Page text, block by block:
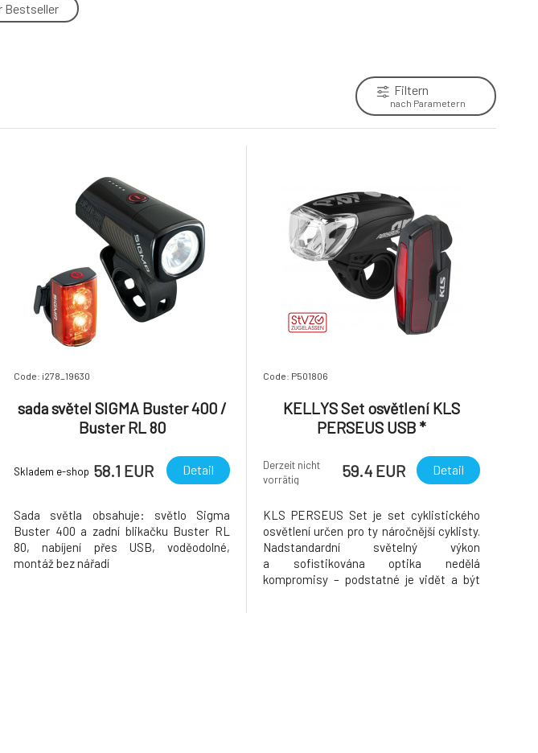
SIGMA Buster 400 / Buster
Bestseller
Filtern
nach Parametern
Code: i278_19630
sada světel SIGMA Buster 400 /
Buster RL 80
Skladem e-shop 58.1 EUR Detail
Sada světla obsahuje: světlo Sigma
Buster 400 a zadní blikačku Buster RL
80, nabíjení přes USB, voděodolné,
montáž bez nářadí
Code: P501806
KELLYS Set osvětlení KLS
PERSEUS USB *
Derzeit nicht
vorrätig
59.4 EUR Detail
KLS PERSEUS Set je set cyklistického
osvětlení určen pro ty náročnější cyklisty.
Nadstandardní světelný výkon
a sofistikována optika nedělá
kompromisy – podstatné je vidět a být